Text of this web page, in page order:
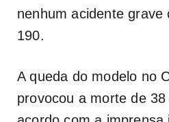
nenhum acidente grave
190.
A queda do modelo no
provocou a morte de